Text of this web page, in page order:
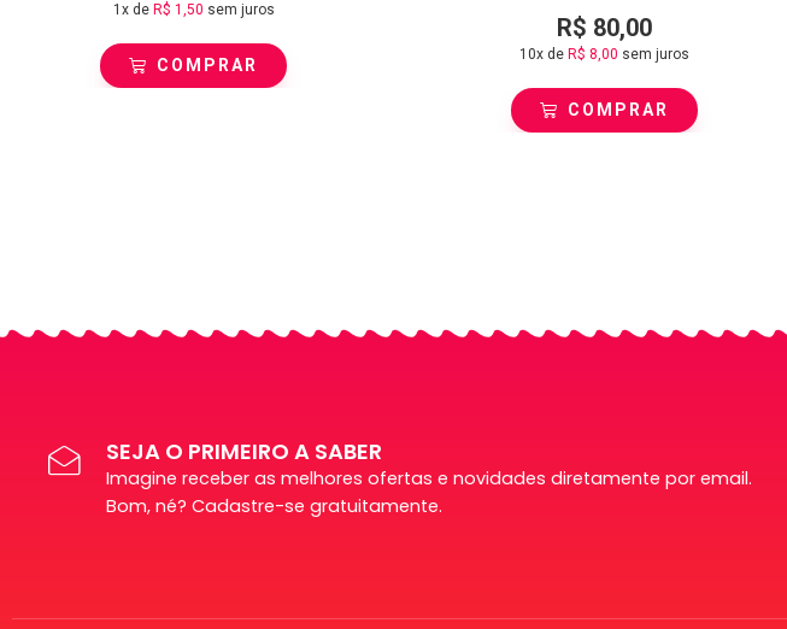
1x de R$ 1,50 sem juros
COMPRAR
R$ 80,00
10x de R$ 8,00 sem juros
COMPRAR
SEJA O PRIMEIRO A SABER
Imagine receber as melhores ofertas e novidades diretamente por email.
Bom, né? Cadastre-se gratuitamente.